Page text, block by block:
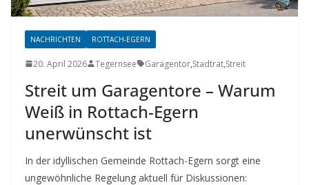
NACHRICHTEN ROTTACH-EGERN
20. April 2026 Tegernsee Garagentor,Stadtrat,Streit
Streit um Garagentore – Warum
Weiß in Rottach-Egern
unerwünscht ist
In der idyllischen Gemeinde Rottach-Egern sorgt eine
ungewöhnliche Regelung aktuell für Diskussionen: